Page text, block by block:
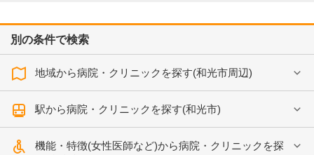
別の条件で検索
地域から病院・クリニックを探す(和光市周辺)
駅から病院・クリニックを探す(和光市)
機能・特徴(女性医師など)から病院・クリニックを探